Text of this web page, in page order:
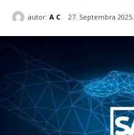
autor: A C 27. Septembra 2025.